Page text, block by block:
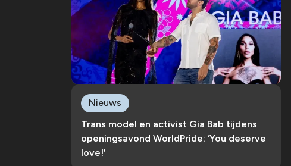
Trans model en activist Gia Bab tijdens
openingsavond WorldPride: ‘You deserve
love!’
Nieuws